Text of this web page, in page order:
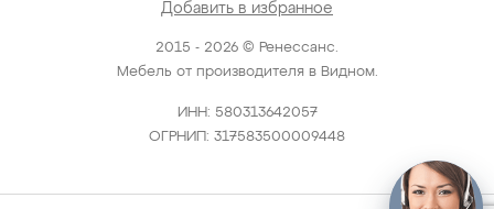
2015 - 2026 © Ренессанс.
Мебель от производителя в Видном.
ИНН: 580313642057
ОГРНИП: 317583500009448
Добавить в избранное